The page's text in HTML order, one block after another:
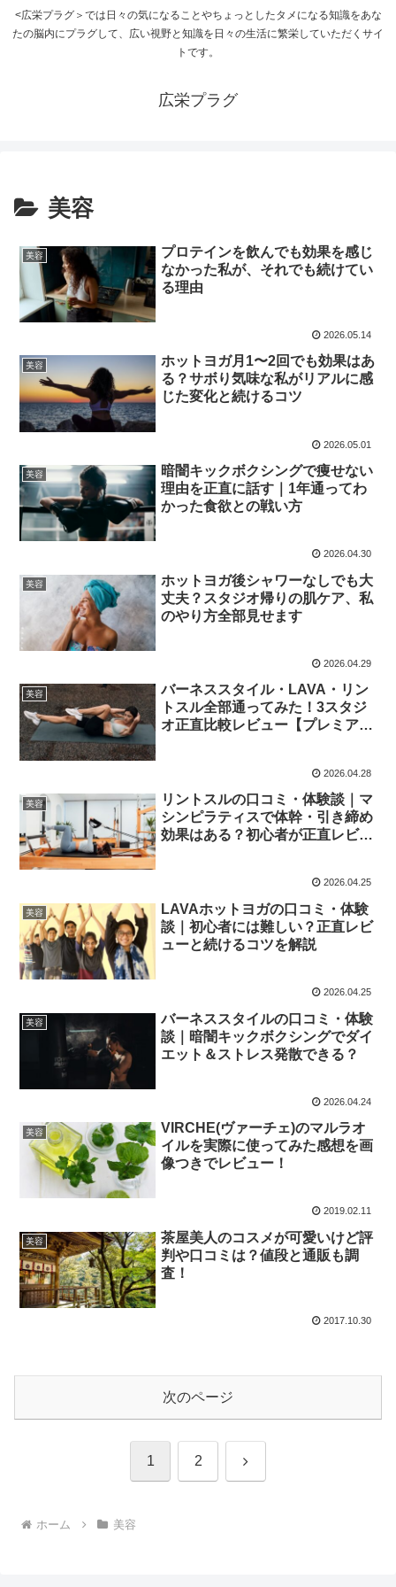
<広栄プラグ＞では日々の気になることやちょっとしたタメになる知識をあな
たの脳内にプラグして、広い視野と知識を日々の生活に繁栄していただくサイ
トです。
広栄プラグ
美容
美容
プロテインを飲んでも効果を感じ
なかった私が、それでも続けてい
る理由
2026.05.14
美容
ホットヨガ月1〜2回でも効果はあ
る？サボり気味な私がリアルに感
じた変化と続けるコツ
2026.05.01
美容
暗闇キックボクシングで痩せない
理由を正直に話す｜1年通ってわ
かった食欲との戦い方
2026.04.30
美容
ホットヨガ後シャワーなしでも大
丈夫？スタジオ帰りの肌ケア、私
のやり方全部見せます
2026.04.29
美容
バーネススタイル・LAVA・リン
トスル全部通ってみた！3スタジ
オ正直比較レビュー【プレミアム
2026.04.28
美容
リントスルの口コミ・体験談｜マ
シンピラティスで体幹・引き締め
効果はある？初心者が正直レビュ
2026.04.25
美容
LAVAホットヨガの口コミ・体験
談｜初心者には難しい？正直レビ
ューと続けるコツを解説
2026.04.25
美容
バーネススタイルの口コミ・体験
談｜暗闇キックボクシングでダイ
エット＆ストレス発散できる？
2026.04.24
美容
VIRCHE(ヴァーチェ)のマルラオ
イルを実際に使ってみた感想を画
像つきでレビュー！
2019.02.11
美容
茶屋美人のコスメが可愛いけど評
判や口コミは？値段と通販も調
査！
2017.10.30
次のページ
1 2 次
ホーム 美容